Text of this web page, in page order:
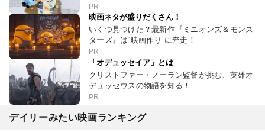
PR
映画ネタが盛りだくさん！
いくつ見つけた？最新作『ミニオンズ＆モンス
ターズ』は“映画作り”に奔走！
PR
「オデュッセイア」とは
クリストファー・ノーラン監督が挑む、英雄オ
デュッセウスの物語を知る！
PR
デイリーみたい映画ランキング